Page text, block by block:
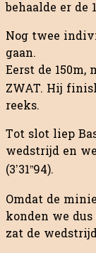
behaalde er de
Nog twee
gaan.
Eerst de
ZWAT. Hij
reeks.
Tot slot liep
wedstrijd en
(3’31”94).
Omdat de
konden we
zat de